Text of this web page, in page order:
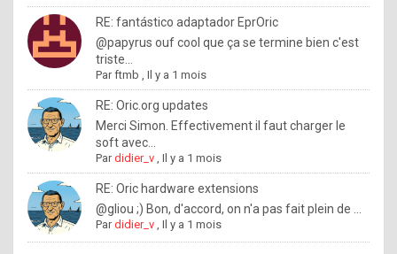
a
n
t
o
n
o
w
h
RE: fantástico adaptador EprOric
@papyrus ouf cool que ça se termine bien c'est
triste...
Parftmb ,Il y a 1 mois
RE: Oric.org updates
Merci Simon. Effectivement il faut charger le
soft avec...
Pardidier_v ,Il y a 1 mois
RE: Oric hardware extensions
@gliou ;) Bon, d'accord, on n'a pas fait plein de ...
Pardidier_v ,Il y a 1 mois